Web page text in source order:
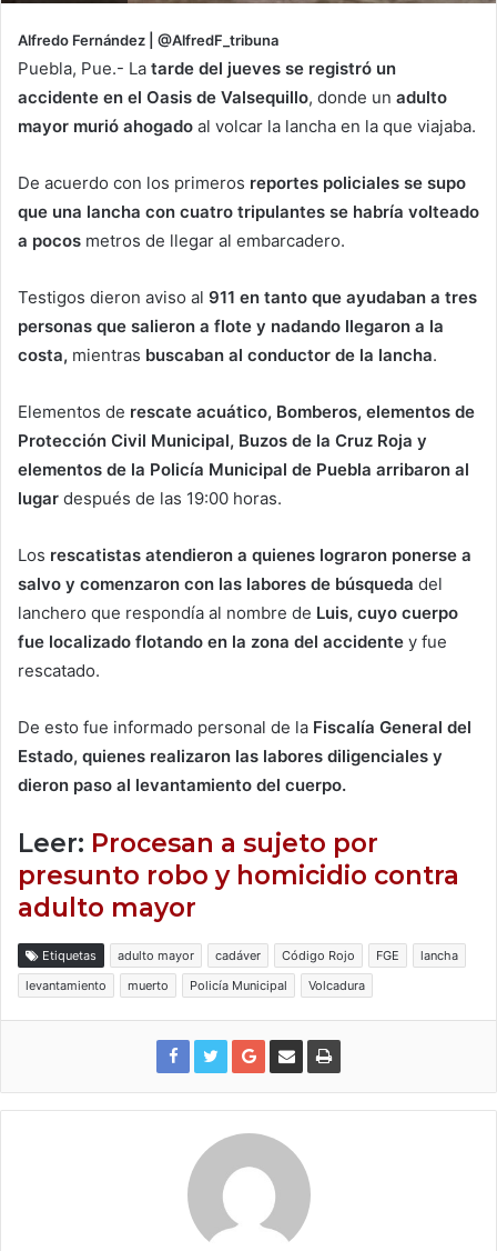
Alfredo Fernández | @AlfredF_tribuna
Puebla, Pue.- La tarde del jueves se registró un
accidente en el Oasis de Valsequillo, donde un adulto
mayor murió ahogado al volcar la lancha en la que viajaba.
De acuerdo con los primeros reportes policiales se supo
que una lancha con cuatro tripulantes se habría volteado
a pocos metros de llegar al embarcadero.
Testigos dieron aviso al 911 en tanto que ayudaban a tres
personas que salieron a flote y nadando llegaron a la
costa, mientras buscaban al conductor de la lancha.
Elementos de rescate acuático, Bomberos, elementos de
Protección Civil Municipal, Buzos de la Cruz Roja y
elementos de la Policía Municipal de Puebla arribaron al
lugar después de las 19:00 horas.
Los rescatistas atendieron a quienes lograron ponerse a
salvo y comenzaron con las labores de búsqueda del
lanchero que respondía al nombre de Luis, cuyo cuerpo
fue localizado flotando en la zona del accidente y fue
rescatado.
De esto fue informado personal de la Fiscalía General del
Estado, quienes realizaron las labores diligenciales y
dieron paso al levantamiento del cuerpo.
Leer: Procesan a sujeto por
presunto robo y homicidio contra
adulto mayor
Etiquetas adulto mayor cadáver Código Rojo FGE
lancha
levantamiento
muerto Policía Municipal Volcadura